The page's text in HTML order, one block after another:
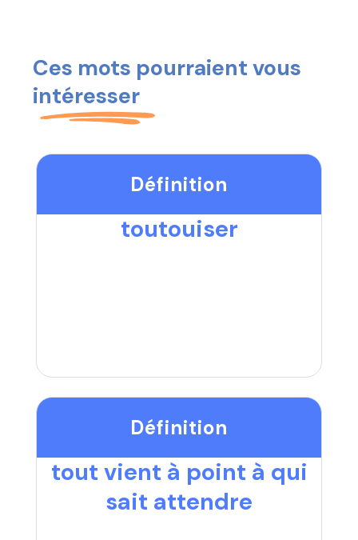
Ces mots pourraient vous
intéresser
Définition
toutouiser
Définition
tout vient à point à qui
sait attendre